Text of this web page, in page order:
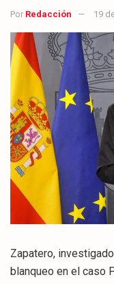
Por Redacción 19
Zapatero,
blanqueo en el caso